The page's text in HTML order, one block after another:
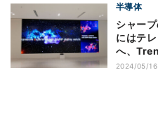
半導体
シャー
にはテ
へ、
2024/05/